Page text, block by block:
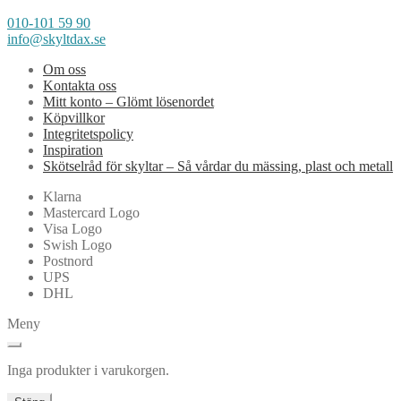
010-101 59 90
info@skyltdax.se
Om oss
Kontakta oss
Mitt konto – Glömt lösenordet
Köpvillkor
Integritetspolicy
Inspiration
Skötselråd för skyltar – Så vårdar du mässing, plast och metall
Klarna
Mastercard Logo
Visa Logo
Swish Logo
Postnord
UPS
DHL
Meny
Inga produkter i varukorgen.